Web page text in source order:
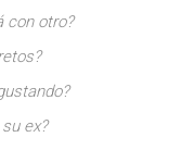
con otro?
ex?